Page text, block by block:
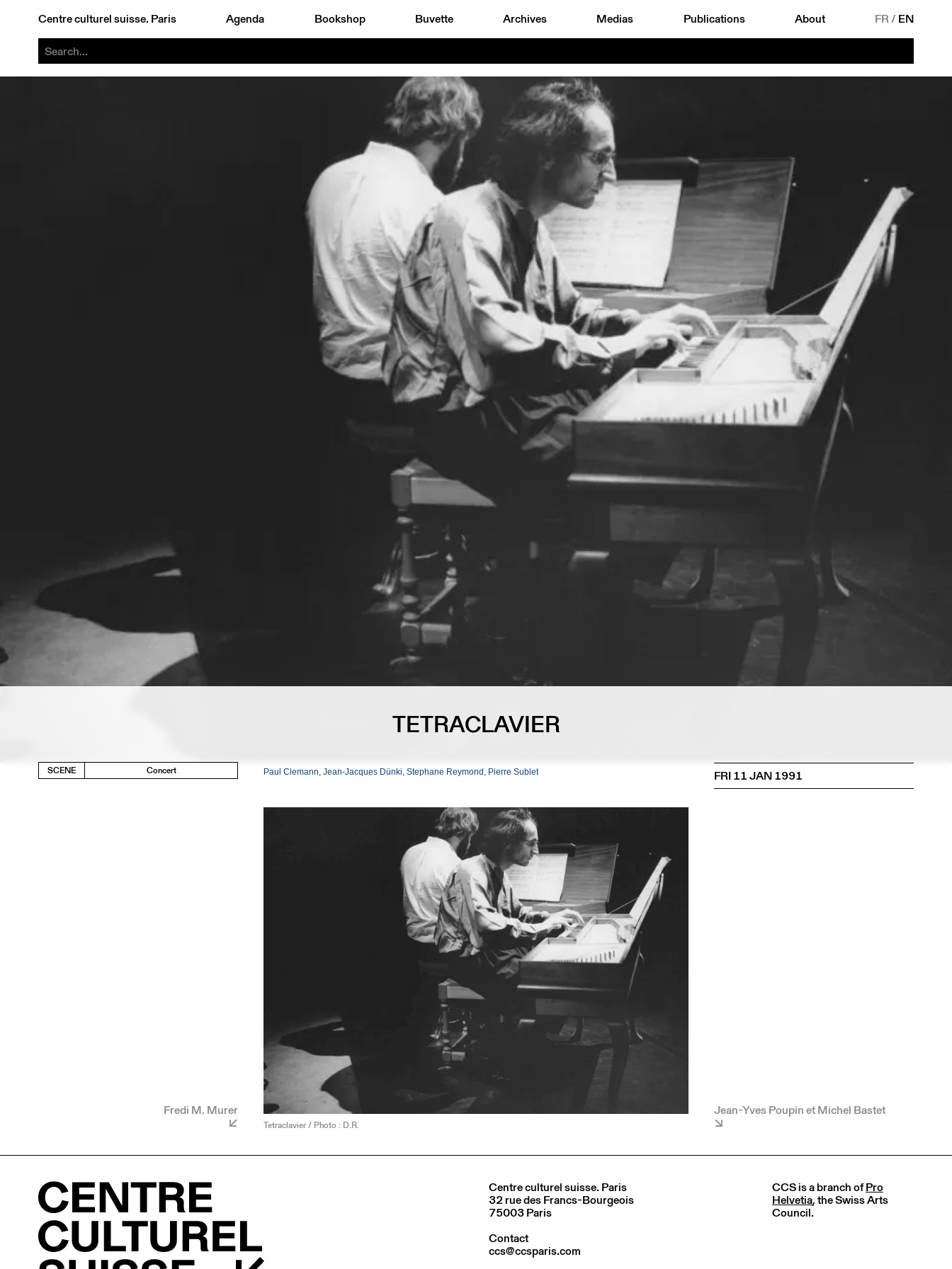
Centre culturel suisse. Paris Agenda Bookshop Buvette Archives Medias Publications About FR/ EN
TETRACLAVIER
SCENE Concert
Fredi M. Murer
Paul Clemann, Jean-Jacques Dünki, Stephane Reymond, Pierre Sublet
Tetraclavier / Photo : D.R.
FRI 11 JAN 1991
Jean-Yves Poupin et Michel Bastet
Centre culturel suisse. Paris
32 rue des Francs-Bourgeois
75003 Paris
Contact
ccs@ccsparis.com
CCS is a branch ofPro
Helvetia, the Swiss Arts
Council.